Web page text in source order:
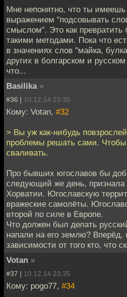
Мне непонятно, что ты
выражением "подсовывать
смыслом". Это как превратить
такими методами. Пока что
в значениях слов "майка,
других в болгарском и
что...
Basilika »
#36 | 10.12.14 23:35
Кому: Votan, #32
> Вы уж как-нибудь
проблемы решать сами. Чтобы
сваливать.
Про бывших югославов бы
следующий же день, признала
Хорватии. Югославскую
вражеские самолёты.
второй по силе в Европе.
Что должен был делать
напали на его землю? Вперёд,
зависимости от того кто, что
Votan »
#37 | 10.12.14 23:35
Кому: pogo77, #34